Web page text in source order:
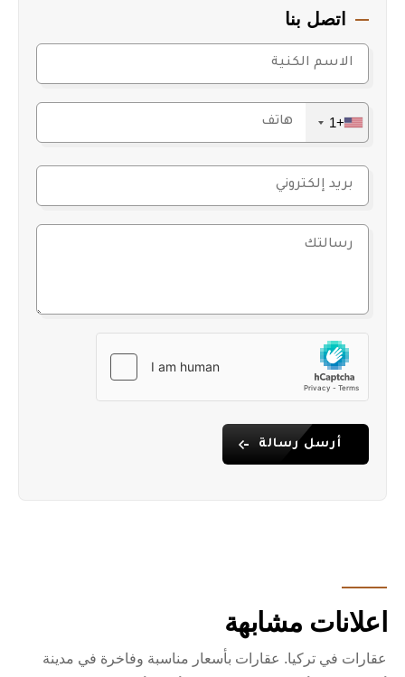
اتصل بنا
+1
أرسل رسالة
اعلانات مشابهة
عقارات في تركيا. عقارات بأسعار مناسبة وفاخرة في مدينة